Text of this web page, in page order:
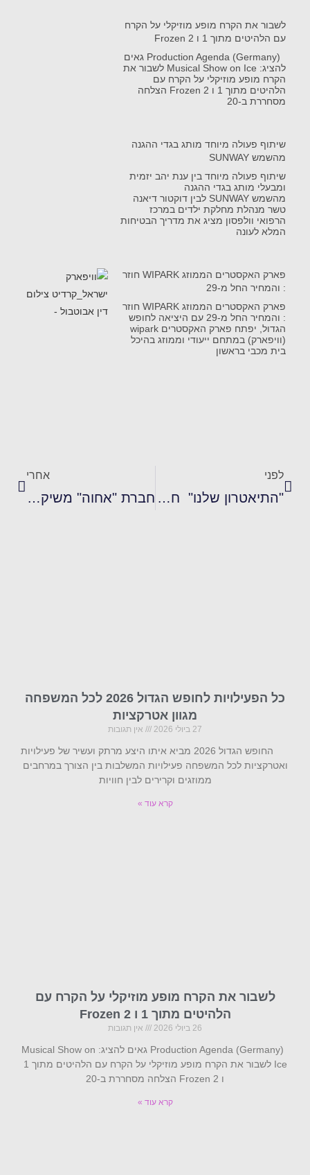
לשבור את הקרח מופע מוזיקלי על הקרח
עם הלהיטים מתוך 1 ו Frozen 2
Production Agenda (Germany) גאים
להציג: Musical Show on Ice לשבור את
הקרח מופע מוזיקלי על הקרח עם
הלהיטים מתוך 1 ו Frozen 2 הצלחה
מסחררת ב-20
שיתוף פעולה מיוחד מותג בגדי ההגנה
מהשמש SUNWAY
שיתוף פעולה מיוחד בין ענת יהב יזמית
ומבעלי מותג בגדי ההגנה
מהשמש SUNWAY לבין דוקטור דיאנה
טשר מנהלת מחלקת ילדים במרכז
הרפואי וולפסון מציג את מדריך הבטיחות
המלא לעונה
פארק האקסטרים הממוזג WIPARK חוזר
: והמחיר החל מ-29
פארק האקסטרים הממוזג WIPARK חוזר
: והמחיר החל מ-29 עם היציאה לחופש
הגדול, יפתח פארק האקסטרים wipark
(וויפארק) במתחם ייעודי וממוזג בהיכל
בית מכבי בראשון
לפני
"התיאטרון שלנו" חוגג 30 שנה להיווסדו! ומעלה בבכורה חגיגית את המחזמר "נרקיס מלך הביצה"
אחרי
חברת "אחוה" משיקה טחינה גולמית חדשה: טחינה מסורתית
כל הפעילויות לחופש הגדול 2026 לכל המשפחה
מגוון אטרקציות
27 ביולי 2026 אין תגובות
החופש הגדול 2026 מביא איתו היצע מרתק ועשיר של פעילויות
ואטרקציות לכל המשפחה פעילויות המשלבות בין הצורך במרחבים
ממוזגים וקרירים לבין חוויות
קרא עוד »
לשבור את הקרח מופע מוזיקלי על הקרח עם
הלהיטים מתוך 1 ו Frozen 2
26 ביולי 2026 אין תגובות
Production Agenda (Germany) גאים להציג: Musical Show on
Ice לשבור את הקרח מופע מוזיקלי על הקרח עם הלהיטים מתוך 1
ו Frozen 2 הצלחה מסחררת ב-20
קרא עוד »